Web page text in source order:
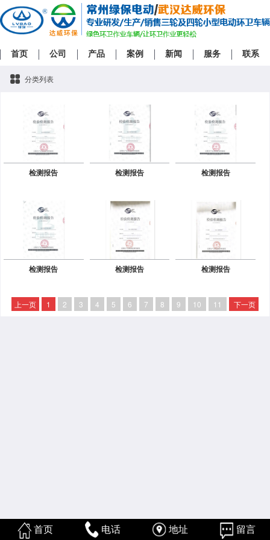
首页 公司 产品 案例 新闻 服务 联系
分类列表
检测报告 检测报告 检测报告
检测报告 检测报告 检测报告
上一页 1 2 3 4 5 6 7 8 9 10 11 下一页
首页 电话 地址 留言